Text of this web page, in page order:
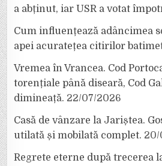
a abținut, iar USR a votat
Cum influențează adâncimea
apei acuratețea citirilor
Vremea în Vrancea. Cod
torențiale până diseară, Cod
dimineață. 22/07/2026
Casă de vânzare la Jariștea.
utilată și mobilată complet. 20/
Regrete eterne după trecerea